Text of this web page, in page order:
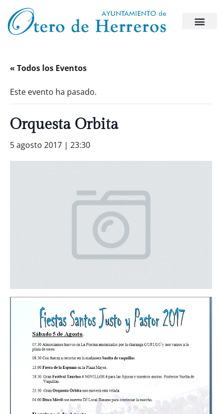
« Todos los Eventos
Este evento ha pasado.
Orquesta Orbita
5 agosto 2017 | 23:30